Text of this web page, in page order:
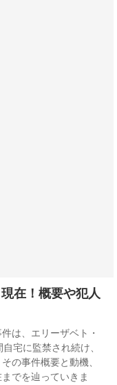
在！概要や犯人
は、エリーザベト・
宅に監禁され続け、
の事件概要と動機、
でを辿っていきま